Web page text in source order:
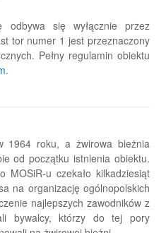
odbywa się wyłącznie przez
tor numer 1 jest przeznaczony
Pełny regulamin obiektu
.
1964 roku, a żwirowa bieżnia
od początku istnienia obiektu.
MOSiR-u czekało kilkadziesiąt
na organizację ogólnopolskich
najlepszych zawodników z
bywalcy, którzy do tej pory